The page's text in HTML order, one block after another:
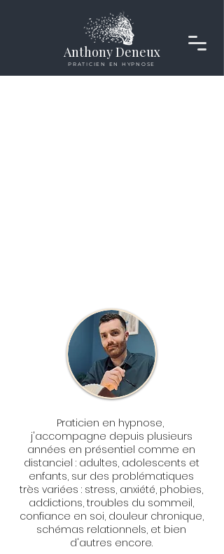
PRATICIEN EN HYPNOSE
Anthony Deneux
Praticien en hypnose,
j'accompagne depuis plusieurs
années en présentiel comme en
distanciel : adultes, adolescents et
enfants, sur des problématiques
très variées : stress, anxiété, phobies,
addictions, troubles du sommeil,
confiance en soi, douleur chronique,
schémas relationnels, et bien
d'autres encore.